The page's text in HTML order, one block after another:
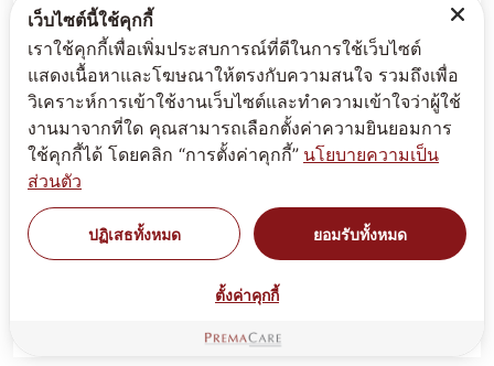
อีเมล์หรือช่องทางออนไลน์อย่างสม่ำเสมอ ฉัน
สามารถถอนคำยินยอมนี้ได้ตลอดเวลาโดยมีผลบังคับ
ใช้ในอนาคต ข้อมูลเพิ่มเติมได้ที่นโยบายส่วนบุคคล
🔒 กรุณาพิมพ์หมายเลข 3572
เว็บไซต์นี้ใช้คุกกี้
เราใช้คุกกี้เพื่อเพิ่มประสบการณ์ที่ดีในการใช้เว็บไซต์
แสดงเนื้อหาและโฆษณาให้ตรงกับความสนใจ รวมถึงเพื่อ
วิเคราะห์การเข้าใช้งานเว็บไซต์และทำความเข้าใจว่าผู้ใช้
งานมาจากที่ใด คุณสามารถเลือกตั้งค่าความยินยอมการ
ใช้คุกกี้ได้ โดยคลิก “การตั้งค่าคุกกี้” นโยบายความเป็น
ส่วนตัว
ปฏิเสธทั้งหมด ยอมรับทั้งหมด
ตั้งค่าคุกกี้